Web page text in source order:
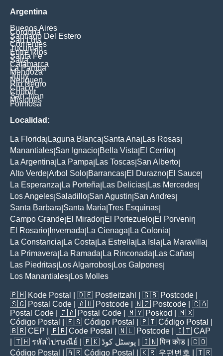
Argentina
Buenos Aires
Cordoba
Santiago Del Estero
San Luis
Corrientes
Tucuman
Entre Rios
Santa Fe
Salta
Catamarca
La Pampa
Mendoza
Jujuy
Neuquen
Rio Negro
Chaco
Chubut
San Juan
Misiones
Formosa
Localidad:
La Florida Laguna Blanca Santa Ana Las Rosas
Manantiales San Ignacio Bella Vista El Cerrito
La Argentina La Pampa Las Toscas San Alberto
Alto Verde Arbol Solo Barrancas El Durazno El Sauce
La Esperanza La Porteña Las Delicias Las Mercedes
Los Angeles Saladillo San Agustin San Andres
Santa Barbara Santa Maria Tres Esquinas
Campo Grande El Mirador El Portezuelo El Porvenir
El Rosario Invernada La Cienaga La Colonia
La Constancia La Costa La Estrella La Isla La Maravilla
La Primavera La Ramada La Rinconada Las Cañas
Las Piedritas Los Algarrobos Los Galpones
Los Manantiales Los Molles
🇵🇭 Kode Postal | 🇩🇪 Postleitzahl | 🇬🇧 Postcode
🇸🇬 Postal Code | 🇦🇺 Postcode | 🇳🇿 Postcode | 🇨🇦
Postal Code | 🇿🇦 Postal Code | 🇲🇾 Poskod
| 🇲🇽
Código Postal
| 🇪🇸 Código Postal | 🇵🇹 Código Postal
🇧🇷 CEP | 🇫🇷 Code Postal | 🇳🇱 Postcode | 🇮🇹 CAP
| 🇹🇭 รหัสไปรษณีย์ | 🇵🇰 پوسٹل کوڈ | 🇮🇳पिन कोड | 🇨🇴
Código Postal
| 🇦🇷 Código Postal | 🇰🇷 우편번호 | 🇹🇷